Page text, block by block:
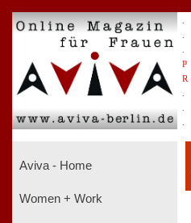
P
R
Aviva - Home
Women + Work